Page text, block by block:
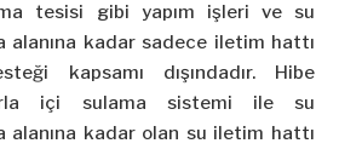
tesisi gibi yapım işleri ve su
alanına kadar sadece iletim hattı
kapsamı dışındadır. Hibe
içi sulama sistemi ile su
alanına kadar olan su iletim hattı